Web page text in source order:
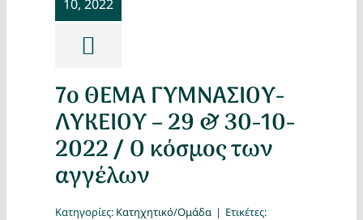
10, 2022
7ο ΘΕΜΑ ΓΥΜΝΑΣΙΟΥ-
ΛΥΚΕΙΟΥ – 29 & 30-10-
2022 / Ο κόσμος των
αγγέλων
Κατηγορίες: Κατηχητικό/Ομάδα | Ετικέτες: